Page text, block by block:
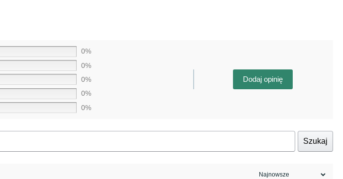
0%
0%
0%
0%
0%
Dodaj opinię
Szukaj